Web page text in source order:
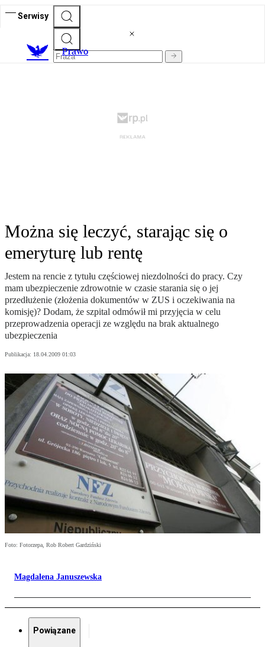
Serwisy
Prawo
Można się leczyć, starając się o
emeryturę lub rentę
Jestem na rencie z tytułu częściowej niezdolności do pracy. Czy
mam ubezpieczenie zdrowotnie w czasie starania się o jej
przedłużenie (złożenia dokumentów w ZUS i oczekiwania na
komisję)? Dodam, że szpital odmówił mi przyjęcia w celu
przeprowadzenia operacji ze względu na brak aktualnego
ubezpieczenia
Publikacja: 18.04.2009 01:03
Foto: Fotorzepa, Rob Robert Gardziński
Magdalena Januszewska
Powiązane